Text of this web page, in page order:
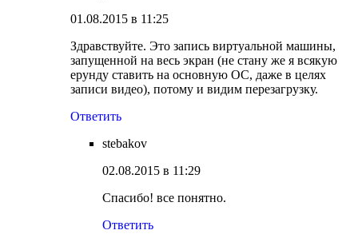
01.08.2015 в 11:25
Здравствуйте. Это запись виртуальной машины,
запущенной на весь экран (не стану же я всякую
ерунду ставить на основную ОС, даже в целях
записи видео), потому и видим перезагрузку.
Ответить
stebakov
02.08.2015 в 11:29
Спасибо! все понятно.
Ответить